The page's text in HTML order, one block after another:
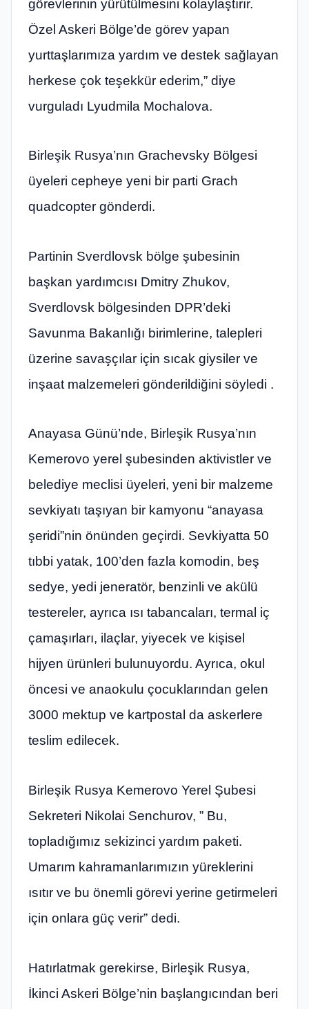
görevlerinin yürütülmesini kolaylaştırır.
Özel Askeri Bölge’de görev yapan
yurttaşlarımıza yardım ve destek sağlayan
herkese çok teşekkür ederim,” diye
vurguladı Lyudmila Mochalova.
Birleşik Rusya’nın Grachevsky Bölgesi
üyeleri cepheye yeni bir parti Grach
quadcopter gönderdi.
Partinin Sverdlovsk bölge şubesinin
başkan yardımcısı Dmitry Zhukov,
Sverdlovsk bölgesinden DPR’deki
Savunma Bakanlığı birimlerine, talepleri
üzerine savaşçılar için sıcak giysiler ve
inşaat malzemeleri gönderildiğini söyledi .
Anayasa Günü’nde, Birleşik Rusya’nın
Kemerovo yerel şubesinden aktivistler ve
belediye meclisi üyeleri, yeni bir malzeme
sevkiyatı taşıyan bir kamyonu “anayasa
şeridi”nin önünden geçirdi. Sevkiyatta 50
tıbbi yatak, 100’den fazla komodin, beş
sedye, yedi jeneratör, benzinli ve akülü
testereler, ayrıca ısı tabancaları, termal iç
çamaşırları, ilaçlar, yiyecek ve kişisel
hijyen ürünleri bulunuyordu. Ayrıca, okul
öncesi ve anaokulu çocuklarından gelen
3000 mektup ve kartpostal da askerlere
teslim edilecek.
Birleşik Rusya Kemerovo Yerel Şubesi
Sekreteri Nikolai Senchurov, ” Bu,
topladığımız sekizinci yardım paketi.
Umarım kahramanlarımızın yüreklerini
ısıtır ve bu önemli görevi yerine getirmeleri
için onlara güç verir” dedi.
Hatırlatmak gerekirse, Birleşik Rusya,
İkinci Askeri Bölge’nin başlangıcından beri